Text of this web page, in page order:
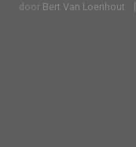
door Bert Van Loenhout